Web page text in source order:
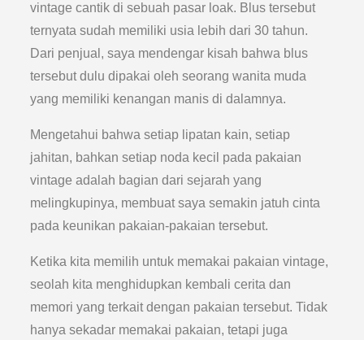
vintage cantik di sebuah pasar loak. Blus tersebut
ternyata sudah memiliki usia lebih dari 30 tahun.
Dari penjual, saya mendengar kisah bahwa blus
tersebut dulu dipakai oleh seorang wanita muda
yang memiliki kenangan manis di dalamnya.
Mengetahui bahwa setiap lipatan kain, setiap
jahitan, bahkan setiap noda kecil pada pakaian
vintage adalah bagian dari sejarah yang
melingkupinya, membuat saya semakin jatuh cinta
pada keunikan pakaian-pakaian tersebut.
Ketika kita memilih untuk memakai pakaian vintage,
seolah kita menghidupkan kembali cerita dan
memori yang terkait dengan pakaian tersebut. Tidak
hanya sekadar memakai pakaian, tetapi juga